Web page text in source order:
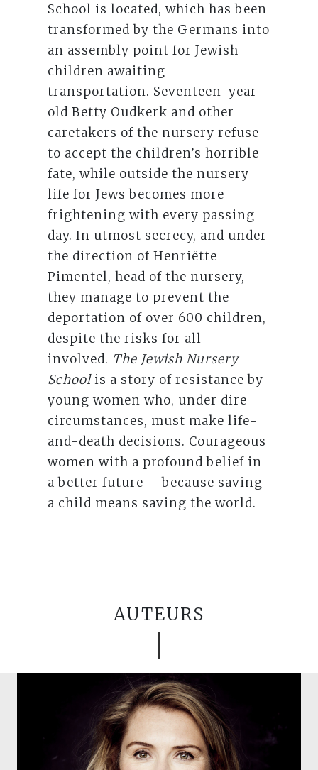
School is located, which has been
transformed by the Germans into
an assembly point for Jewish
children awaiting
transportation. Seventeen-year-
old Betty Oudkerk and other
caretakers of the nursery refuse
to accept the children’s horrible
fate, while outside the nursery
life for Jews becomes more
frightening with every passing
day. In utmost secrecy, and under
the direction of Henriëtte
Pimentel, head of the nursery,
they manage to prevent the
deportation of over 600 children,
despite the risks for all
involved. The Jewish Nursery
Schoolis a story of resistance by
young women who, under dire
circumstances, must make life-
and-death decisions. Courageous
women with a profound belief in
a better future – because saving
a child means saving the world.
AUTEURS